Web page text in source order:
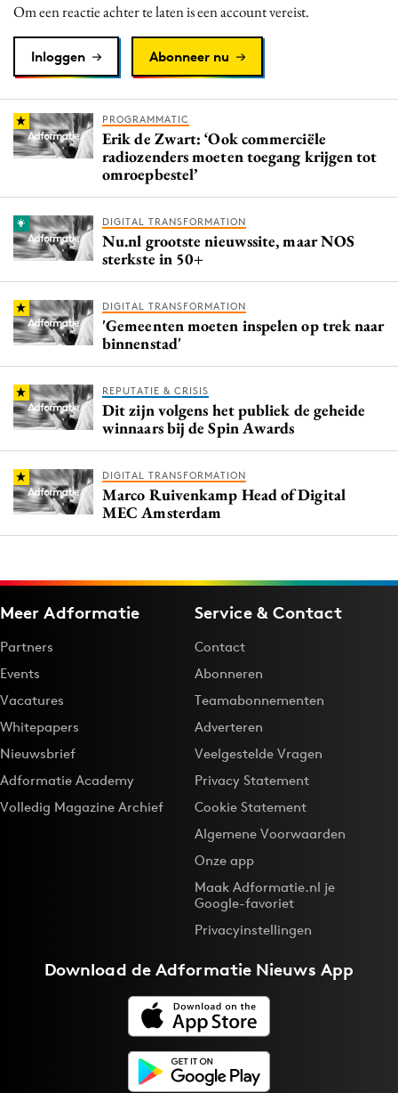
Om een reactie achter te laten is een account vereist.
Inloggen Abonneer nu
PROGRAMMATIC
Erik de Zwart: ‘Ook commerciële
radiozenders moeten toegang krijgen tot
omroepbestel’
DIGITAL TRANSFORMATION
Nu.nl grootste nieuwssite, maar NOS
sterkste in 50+
DIGITAL TRANSFORMATION
'Gemeenten moeten inspelen op trek naar
binnenstad'
REPUTATIE & CRISIS
Dit zijn volgens het publiek de geheide
winnaars bij de Spin Awards
DIGITAL TRANSFORMATION
Marco Ruivenkamp Head of Digital
MEC Amsterdam
Meer Adformatie
Partners
Events
Vacatures
Whitepapers
Nieuwsbrief
Adformatie Academy
Volledig Magazine Archief
Service & Contact
Contact
Abonneren
Teamabonnementen
Adverteren
Veelgestelde Vragen
Privacy Statement
Cookie Statement
Algemene Voorwaarden
Onze app
Maak Adformatie.nl je
Google-favoriet
Privacyinstellingen
Download deAdformatie Nieuws App